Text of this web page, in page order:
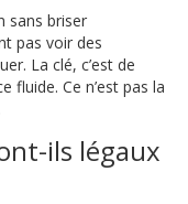
sans briser
pas voir des
La clé, c’est de
fluide. Ce n’est pas la
ils légaux